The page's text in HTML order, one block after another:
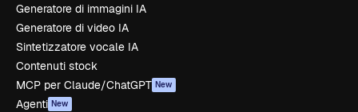
Generatore di immagini IA
Generatore di video IA
Sintetizzatore vocale IA
Contenuti stock
MCP per Claude/ChatGPT New
Agenti New